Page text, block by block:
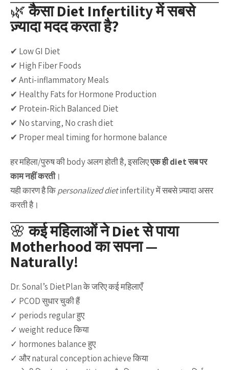
🌿कैसा Diet Infertility में सबसे
ज़्यादा मदद करता है?
✔ Low GI Diet
✔ High Fiber Foods
✔ Anti-inflammatory Meals
✔ Healthy Fats for Hormone Production
✔ Protein-Rich Balanced Diet
✔ No starving, No crash diet
✔ Proper meal timing for hormone balance
हर महिला/पुरुष की body अलग होती है, इसलिएएक ही diet सब पर
काम नहीं करती।
यही कारण है किpersonalized dietinfertility में सबसे ज़्यादा असर
करती है।
🌸कई महिलाओं ने Diet से पाया
Motherhood का सपना —
Naturally!
Dr. Sonal’s DietPlan के जरिए कई महिलाएँ
✓ PCOD सुधार चुकी हैं
✓ periods regular हुए
✓ weight reduce किया
✓ hormones balance हुए
✓ और natural conception achieve किया